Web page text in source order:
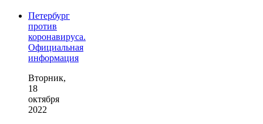
Петербург
против
коронавируса.
Официальная
информация
Вторник,
18
октября
2022